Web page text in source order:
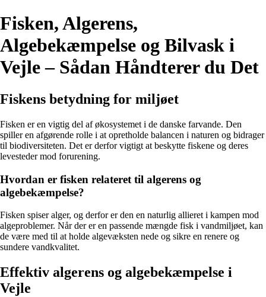
Fisken, Algerens,
Algebekæmpelse og Bilvask i
Vejle – Sådan Håndterer du Det
Fiskens betydning for miljøet
Fisken er en vigtig del af økosystemet i de danske farvande. Den
spiller en afgørende rolle i at opretholde balancen i naturen og bidrager
til biodiversiteten. Det er derfor vigtigt at beskytte fiskene og deres
levesteder mod forurening.
Hvordan er fisken relateret til algerens og
algebekæmpelse?
Fisken spiser alger, og derfor er den en naturlig allieret i kampen mod
algeproblemer. Når der er en passende mængde fisk i vandmiljøet, kan
de være med til at holde algevæksten nede og sikre en renere og
sundere vandkvalitet.
Effektiv algerens og algebekæmpelse i
Vejle